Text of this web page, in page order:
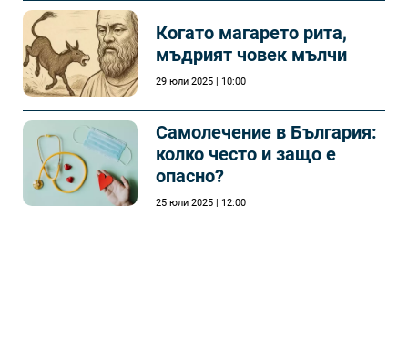
Когато магарето рита,
мъдрият човек мълчи
29 юли 2025 | 10:00
Самолечeние в България:
колко често и защо е
опасно?
25 юли 2025 | 12:00